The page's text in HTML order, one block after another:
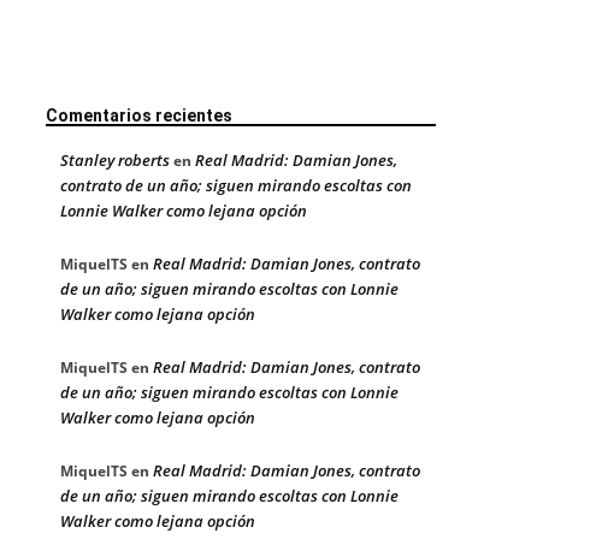
Comentarios recientes
Stanley robertsen Real Madrid: Damian Jones,
contrato de un año; siguen mirando escoltas con
Lonnie Walker como lejana opción
MiquelTS en Real Madrid: Damian Jones, contrato
de un año; siguen mirando escoltas con Lonnie
Walker como lejana opción
MiquelTS en Real Madrid: Damian Jones, contrato
de un año; siguen mirando escoltas con Lonnie
Walker como lejana opción
MiquelTS en Real Madrid: Damian Jones, contrato
de un año; siguen mirando escoltas con Lonnie
Walker como lejana opción